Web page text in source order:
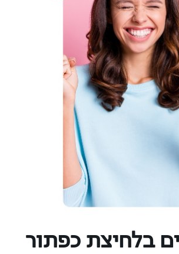
בלחיצת כפתור